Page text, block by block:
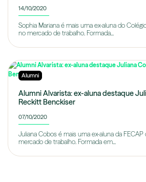
14/10/2020
Sophia Mariana é mais uma ex-aluna do
no mercado de trabalho. Formada...
Alumni
Alumni Alvarista: ex-aluna destaque
Reckitt Benckiser
07/10/2020
Juliana Cobos é mais uma ex-aluna da
mercado de trabalho. Formada em...